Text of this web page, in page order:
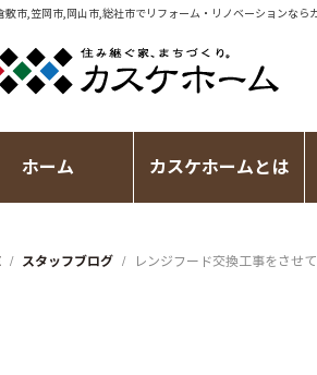
敷市,笠岡市,岡山市,総社市でリフォーム・リノベーションなら
ホーム カスケホームとは
スタッフブログ レンジフード交換工事をさせ